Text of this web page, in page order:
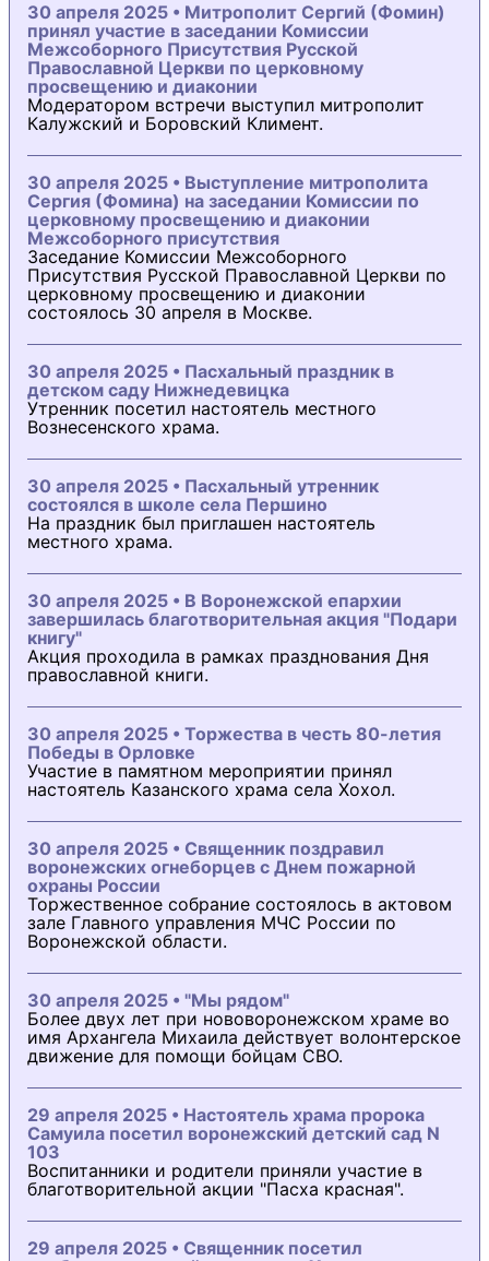
30 апреля 2025 • Митрополит Сергий (Фомин)
принял участие в заседании Комиссии
Межсоборного Присутствия Русской
Православной Церкви по церковному
просвещению и диаконии
Модератором встречи выступил митрополит
Калужский и Боровский Климент.
30 апреля 2025 • Выступление митрополита
Сергия (Фомина) на заседании Комиссии по
церковному просвещению и диаконии
Межсоборного присутствия
Заседание Комиссии Межсоборного
Присутствия Русской Православной Церкви по
церковному просвещению и диаконии
состоялось 30 апреля в Москве.
30 апреля 2025 • Пасхальный праздник в
детском саду Нижнедевицка
Утренник посетил настоятель местного
Вознесенского храма.
30 апреля 2025 • Пасхальный утренник
состоялся в школе села Першино
На праздник был приглашен настоятель
местного храма.
30 апреля 2025 • В Воронежской епархии
завершилась благотворительная акция "Подари
книгу"
Акция проходила в рамках празднования Дня
православной книги.
30 апреля 2025 • Торжества в честь 80-летия
Победы в Орловке
Участие в памятном мероприятии принял
настоятель Казанского храма села Хохол.
30 апреля 2025 • Священник поздравил
воронежских огнеборцев с Днем пожарной
охраны России
Торжественное собрание состоялось в актовом
зале Главного управления МЧС России по
Воронежской области.
30 апреля 2025 • "Мы рядом"
Более двух лет при нововоронежском храме во
имя Архангела Михаила действует волонтерское
движение для помощи бойцам СВО.
29 апреля 2025 • Настоятель храма пророка
Самуила посетил воронежский детский сад N
103
Воспитанники и родители приняли участие в
благотворительной акции "Пасха красная".
29 апреля 2025 • Священник посетил